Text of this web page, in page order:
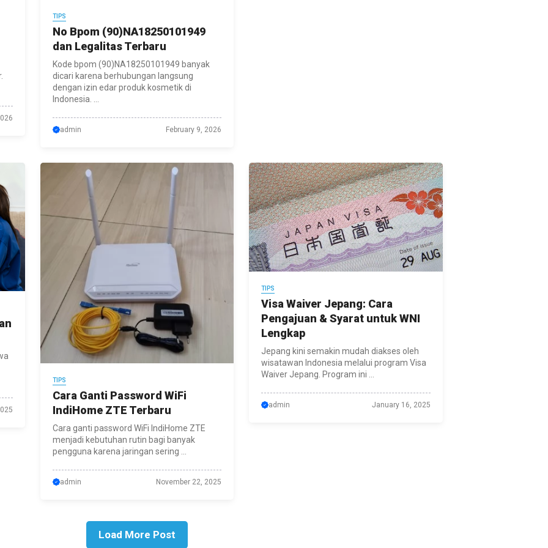
TIPS
No Bpom (90)NA18250101949
dan Legalitas Terbaru
Kode bpom (90)NA18250101949 banyak
dicari karena berhubungan langsung
dengan izin edar produk kosmetik di
Indonesia. ...
admin February 9, 2026
TIPS
Cara Ganti Password WiFi
IndiHome ZTE Terbaru
Cara ganti password WiFi IndiHome ZTE
menjadi kebutuhan rutin bagi banyak
pengguna karena jaringan sering ...
admin November 22, 2025
TIPS
Visa Waiver Jepang: Cara
Pengajuan & Syarat untuk WNI
Lengkap
Jepang kini semakin mudah diakses oleh
wisatawan Indonesia melalui program Visa
Waiver Jepang. Program ini ...
admin January 16, 2025
Load More Post